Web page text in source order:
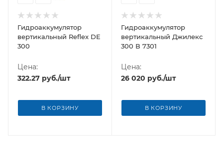
Гидроаккумулятор
вертикальный Reflex DE
300
Цена:
322.27 руб./шт
В КОРЗИНУ
Гидроаккумулятор
вертикальный Джилекс
300 В 7301
Цена:
26 020 руб./шт
В КОРЗИНУ